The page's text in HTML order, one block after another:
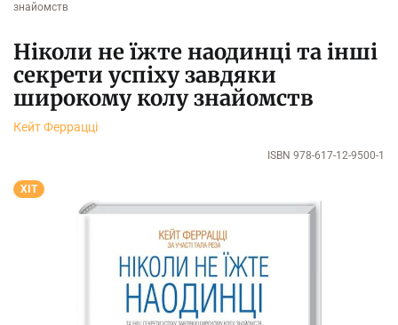
знайомств
Ніколи не їжте наодинці та інші
секрети успіху завдяки
широкому колу знайомств
Кейт Феррацці
ISBN 978-617-12-9500-1
ХІТ